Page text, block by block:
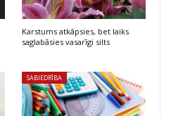
Karstums atkāpsies, bet laiks
saglabāsies vasarīgi silts
SABIEDRĪBA